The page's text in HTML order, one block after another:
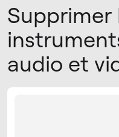
Supprimer
audio et